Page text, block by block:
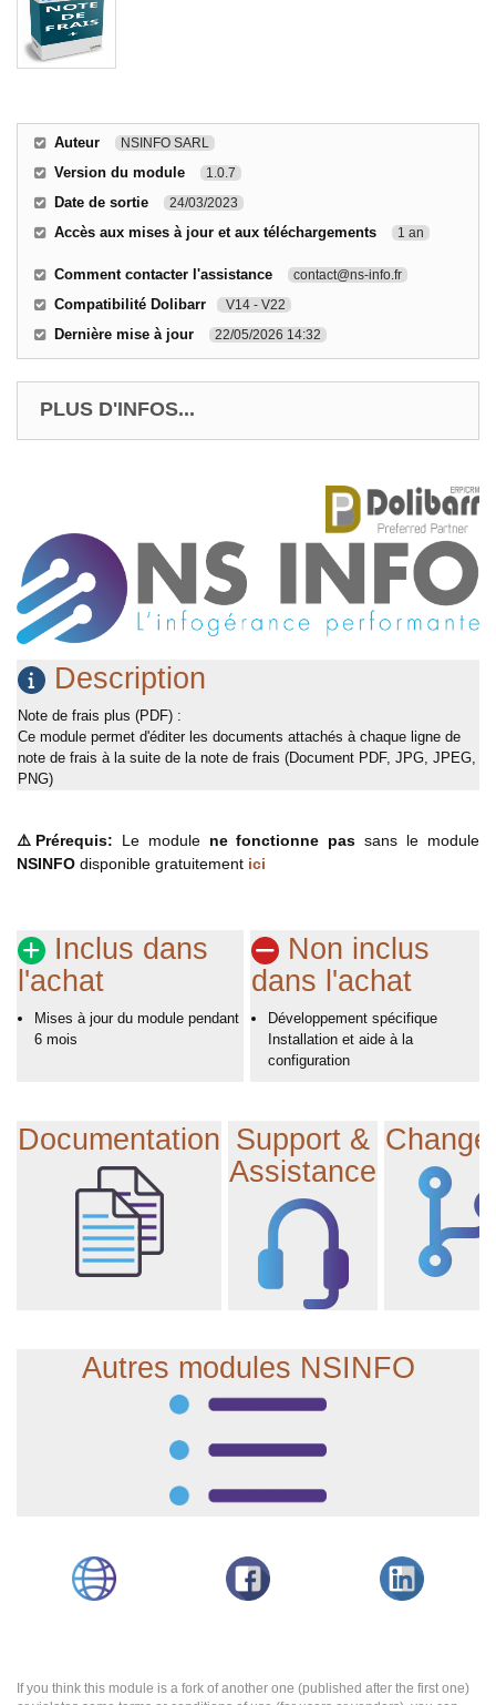
Auteur NSINFO SARL
Version du module 1.0.7
Date de sortie 24/03/2023
Accès aux mises à jour et aux téléchargements 1 an
Comment contacter l'assistance contact@ns-info.fr
Compatibilité Dolibarr V14 - V22
Dernière mise à jour 22/05/2026 14:32
PLUS D'INFOS...
Description
Note de frais plus (PDF) :
Ce module permet d'éditer les documents attachés à chaque ligne de
note de frais à la suite de la note de frais (Document PDF, JPG, JPEG,
PNG)
⚠️Prérequis: Le module ne fonctionne pas sans le module
NSINFO disponible gratuitement ici
Inclus dans
l'achat
Mises à jour du module pendant
6 mois
Non inclus
dans l'achat
Développement spécifique
Installation et aide à la
configuration
Documentation Support &
Assistance
Autres modules NSINFO
If you think this module is a fork of another one (published after the first one)